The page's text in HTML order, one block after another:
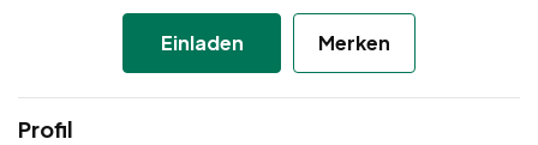
Einladen Merken
Profil